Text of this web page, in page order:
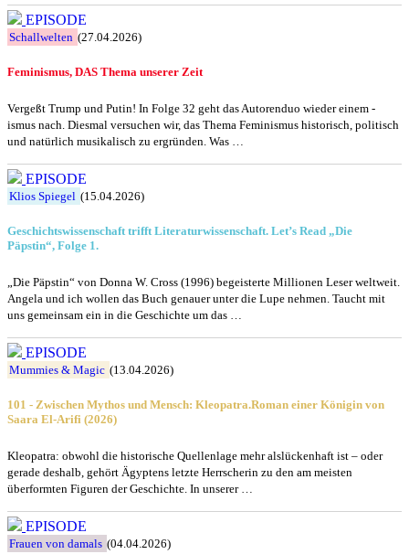
EPISODE
Schallwelten (27.04.2026)
Feminismus, DAS Thema unserer Zeit
Vergeßt Trump und Putin! In Folge 32 geht das Autorenduo wieder einem -
ismus nach. Diesmal versuchen wir, das Thema Feminismus historisch, politisch
und natürlich musikalisch zu ergründen. Was …
EPISODE
Klios Spiegel (15.04.2026)
Geschichtswissenschaft trifft Literaturwissenschaft. Let’s Read „Die
Päpstin“, Folge 1.
„Die Päpstin“ von Donna W. Cross (1996) begeisterte Millionen Leser weltweit.
Angela und ich wollen das Buch genauer unter die Lupe nehmen. Taucht mit
uns gemeinsam ein in die Geschichte um das …
EPISODE
Mummies & Magic (13.04.2026)
101 - Zwischen Mythos und Mensch: Kleopatra.Roman einer Königin von
Saara El-Arifi (2026)
Kleopatra: obwohl die historische Quellenlage mehr alslückenhaft ist – oder
gerade deshalb, gehört Ägyptens letzte Herrscherin zu den am meisten
überformten Figuren der Geschichte. In unserer …
EPISODE
Frauen von damals (04.04.2026)